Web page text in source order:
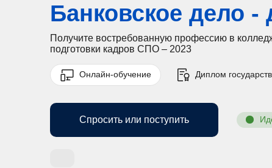
Банковское дело
Получите востребованную профессию в
подготовки кадров СПО – 2023
Онлайн-обучение Диплом
Спросить или поступить